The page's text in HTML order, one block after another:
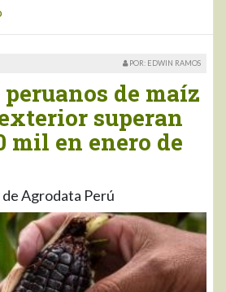
POR: EDWIN RAMOS
peruanos de maíz
superan
mil en enero de
Agrodata Perú